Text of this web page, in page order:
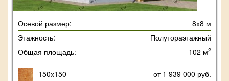
Осевой размер:
8х8 м
Этажность:
Полутораэтажный
Общая площадь:
102 м2
150х150
от 1 939 000 руб.